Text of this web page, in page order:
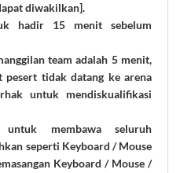
diwakilkan].
hadir 15 menit sebelum
team adalah 5 menit,
tidak datang ke arena
untuk mendiskualifikasi
untuk membawa seluruh
seperti Keyboard / Mouse
Keyboard / Mouse /